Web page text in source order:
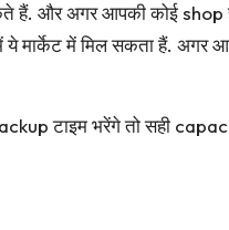
हैं. और अगर आपकी कोई
मार्केट में मिल सकता हैं. अगर
टाइम भरेंगे तो सही